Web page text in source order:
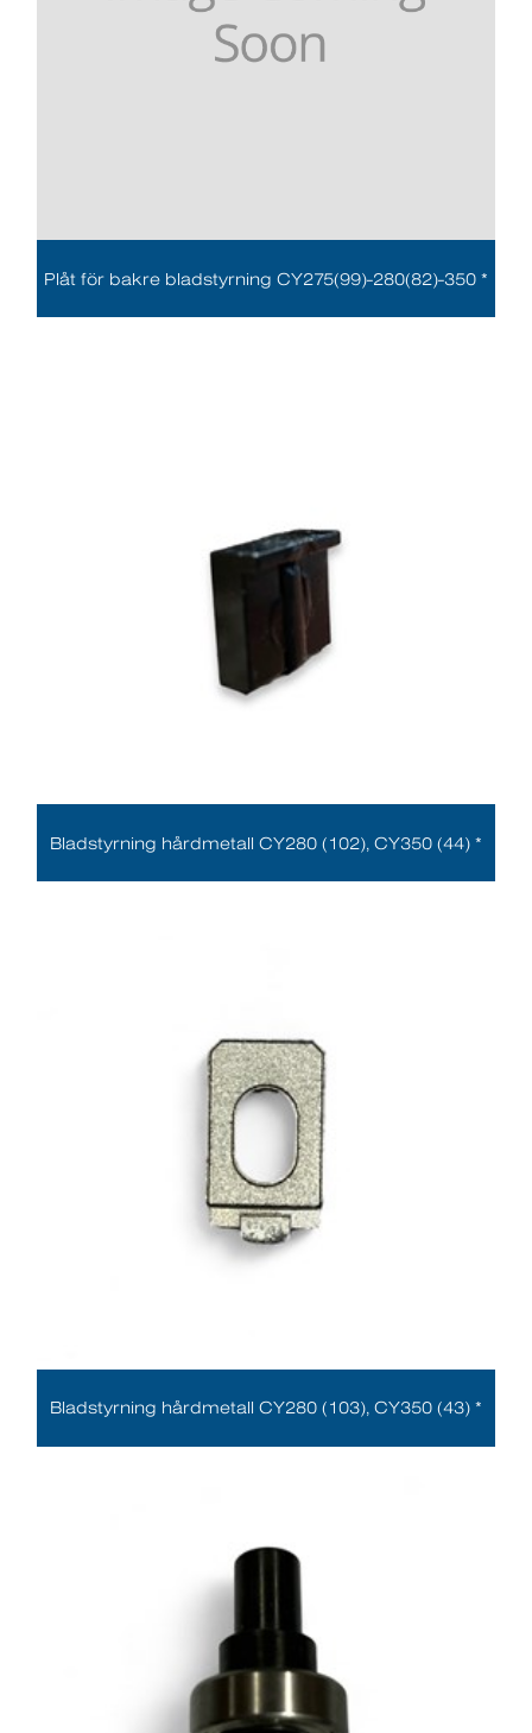
Plåt för bakre bladstyrning CY275(99)-280(82)-350 *
Bladstyrning hårdmetall CY280 (102), CY350 (44) *
Bladstyrning hårdmetall CY280 (103), CY350 (43) *